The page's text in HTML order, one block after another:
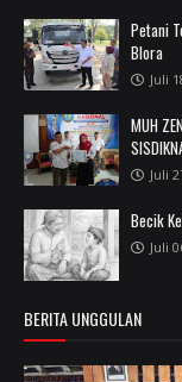
Petani
Blora
Juli
MUH
Juli
Becik
Juli
BERITA UNGGULAN